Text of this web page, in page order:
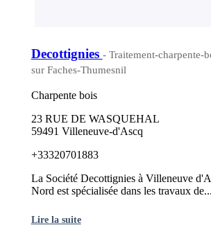
Decottignies - Traitement-charpente-
sur Faches-Thumesnil
Charpente bois
23 RUE DE WASQUEHAL
59491 Villeneuve-d'Ascq
+33320701883
La Société Decottignies à Villeneuve
Nord est spécialisée dans les travaux de...
Lire la suite